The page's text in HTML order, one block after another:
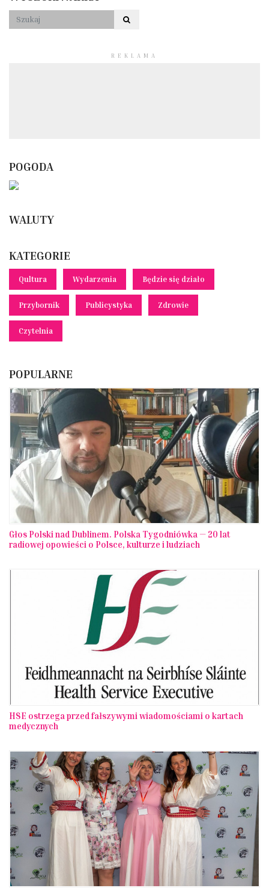
REKLAMA
POGODA
WALUTY
KATEGORIE
Qultura Wydarzenia Będzie się działo
Przybornik Publicystyka Zdrowie
Czytelnia
POPULARNE
Głos Polski nad Dublinem. Polska Tygodniówka — 20 lat
radiowej opowieści o Polsce, kulturze i ludziach
HSE ostrzega przed fałszywymi wiadomościami o kartach
medycznych